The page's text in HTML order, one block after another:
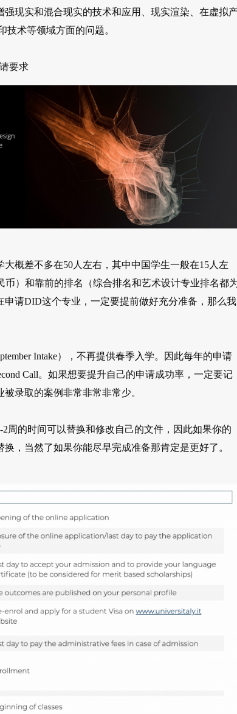
现实和混合现实的技术和应用、现实渲染、在虚拟
术等领域方面的问题。
要求
概差不多在50人左右，其中中国学生一般在15人左
）和靠前的排名（综合排名和艺术设计专业排名都
请DID这个专业，一定要提前做好充分准备，那么我
Intake），不再提供春季入学。因此每年的申请
Call。如果想要提升自己的申请成功率，一定要记
录取的案例非常非常非常少。
周的时间可以替换和修改自己的文件，因此如果你的
，当然了如果你能尽早完成准备那肯定是更好了。